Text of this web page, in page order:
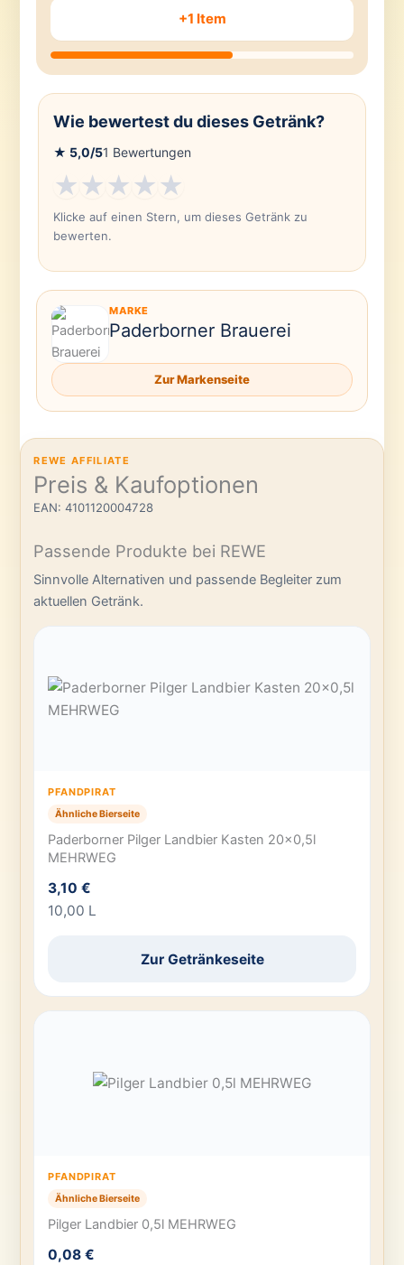
+1 Item
Wie bewertest du dieses Getränk?
★ 5,0/51 Bewertungen
★★★★★
Klicke auf einen Stern, um dieses Getränk zu
bewerten.
MARKE
Paderborner Brauerei
Zur Markenseite
REWE AFFILIATE
Preis & Kaufoptionen
EAN: 4101120004728
Passende Produkte bei REWE
Sinnvolle Alternativen und passende Begleiter zum
aktuellen Getränk.
PFANDPIRAT
Ähnliche Bierseite
Paderborner Pilger Landbier Kasten 20×0,5l
MEHRWEG
3,10 €
10,00 L
Zur Getränkeseite
PFANDPIRAT
Ähnliche Bierseite
Pilger Landbier 0,5l MEHRWEG
0,08 €